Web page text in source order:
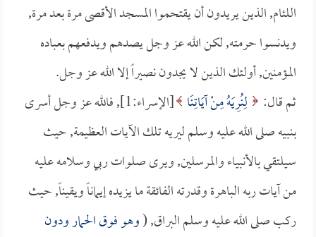
اللئام, الذين يريدون أن يقتحموا المسجد الأقصى مرة بعد مرة,
ويدنسوا حرمته, لكن الله عز وجل يصدهم ويدفعهم بعباده
المؤمنين, أولئك الذين لا يجدون نصيراً إلا الله عز وجل.
ثم قال:
لِنُرِيَهُ مِنْ آيَاتِنَا
[الإسراء:1], فالله عز وجل أسرى
بنبيه صلى الله عليه وسلم ليريه تلك الآيات العظيمة, حيث
سيلتقي بالأنبياء والمرسلين, ويرى صلوات ربي وسلامه عليه
من آيات ربه الباهرة وقدرته الفائقة ما يزيده إيماناً ويقيناً, حيث
ركب صلى الله عليه وسلم البراق, (وهو فوق الحمار ودون